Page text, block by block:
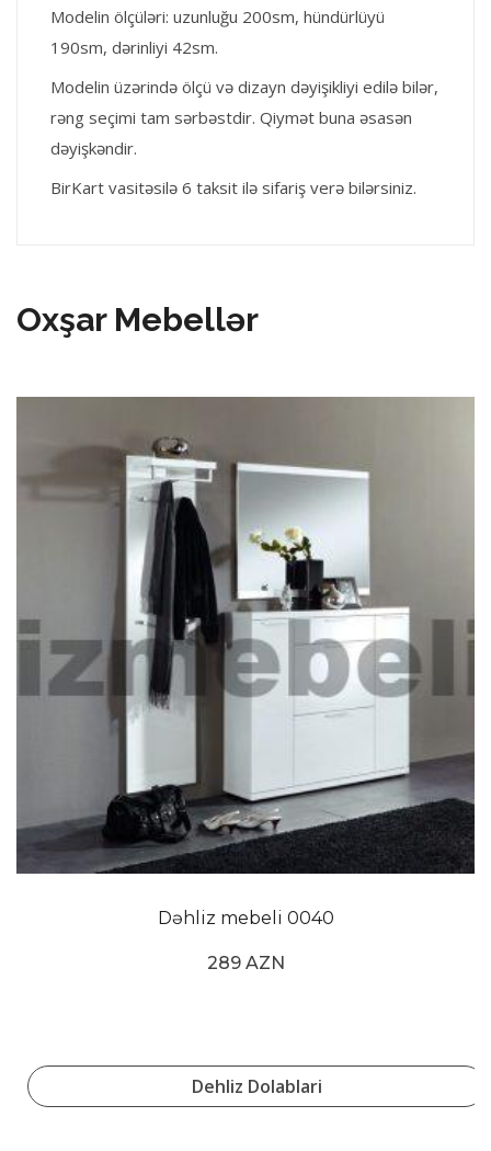
Modelin ölçüləri: uzunluğu 200sm, hündürlüyü
190sm, dərinliyi 42sm.
Modelin üzərində ölçü və dizayn dəyişikliyi edilə bilər,
rəng seçimi tam sərbəstdir. Qiymət buna əsasən
dəyişkəndir.
BirKart vasitəsilə 6 taksit ilə sifariş verə bilərsiniz.
Oxşar Mebellər
Dəhliz mebeli 0040
289 AZN
Dehliz Dolablari